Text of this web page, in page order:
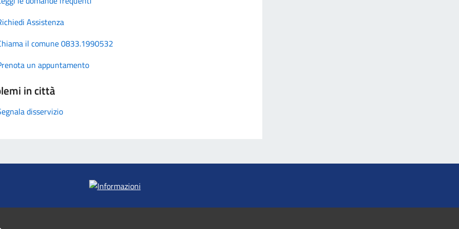
Assistenza
il comune 0833.1990532
un appuntamento
in città
disservizio